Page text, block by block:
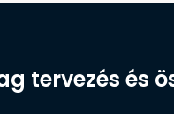
tervezés és